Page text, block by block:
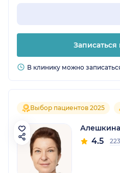
В клинику можно
Выбор пациентов 2025
4.5